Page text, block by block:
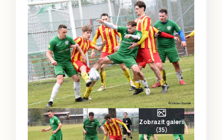
Zobrazit galerii
(35)